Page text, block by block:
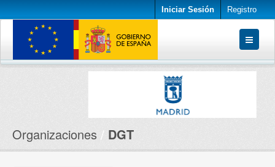
Iniciar Sesión Registro
Conjuntos de datos
Organizaciones DGT